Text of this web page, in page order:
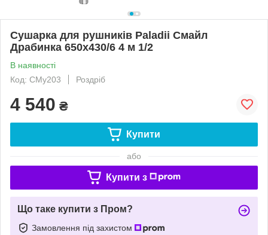
Сушарка для рушників Paladii Смайл
Драбинка 650х430/6 4 м 1/2
В наявності
Код: СМу203
Роздріб
4 540 ₴
Купити
або
Купити з
Що таке купити з Пром?
Замовлення під захистом